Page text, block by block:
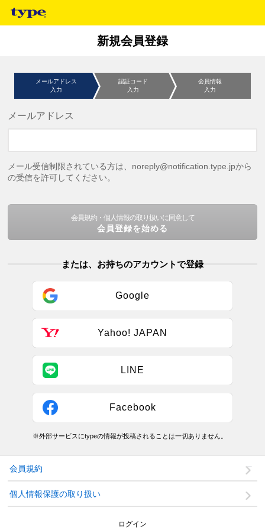
新規会員登録
メールアドレス
入力
認証コード
入力
会員情報
入力
メールアドレス
メール受信制限されている方は、noreply@notification.type.jpから
の受信を許可してください。
会員規約・個人情報の取り扱いに同意して
会員登録を始める
または、お持ちのアカウントで登録
Google
Yahoo! JAPAN
LINE
Facebook
※外部サービスにtypeの情報が投稿されることは一切ありません。
会員規約
個人情報保護の取り扱い
ログイン